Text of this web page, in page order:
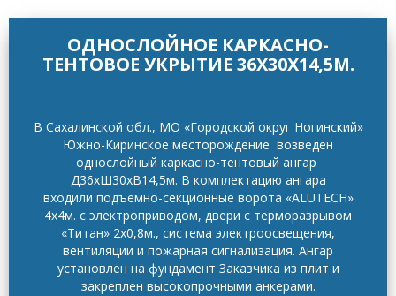
ОДНОСЛОЙНОЕ КАРКАСНО-
ТЕНТОВОЕ УКРЫТИЕ 36Х30Х14,5М.
В Сахалинской обл., МО «Городской округ Ногинский»
Южно-Киринское месторождение возведен
однослойный каркасно-тентовый ангар
Д36хШ30хВ14,5м. В комплектацию ангара
входили подъёмно-секционные ворота «ALUTECH»
4х4м. с электроприводом, двери с терморазрывом
«Титан» 2х0,8м., система электроосвещения,
вентиляции и пожарная сигнализация. Ангар
установлен на фундамент Заказчика из плит и
закреплен высокопрочными анкерами.